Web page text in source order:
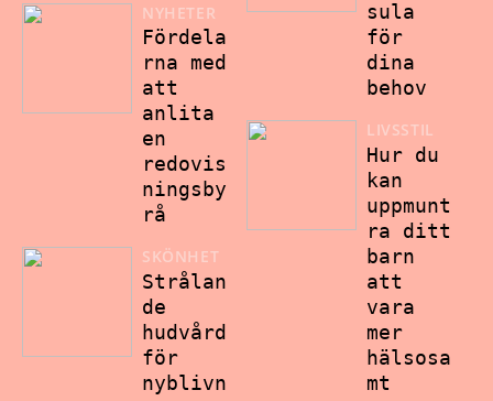
NYHETER
Fördela
rna med
att
anlita
en
redovis
ningsby
rå
SKÖNHET
Strålan
de
hudvård
för
nyblivn
sula
för
dina
behov
LIVSSTIL
Hur du
kan
uppmunt
ra ditt
barn
att
vara
mer
hälsosa
mt